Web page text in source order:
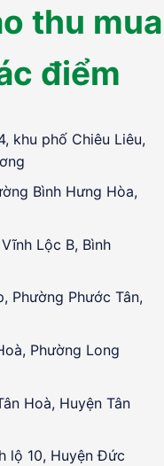
thu mua
điểm
khu phố Chiêu Liêu,
Bình Hưng Hòa,
Lộc B, Bình
Phường Phước Tân,
Phường Long
Hoà, Huyện Tân
lộ 10, Huyện Đức